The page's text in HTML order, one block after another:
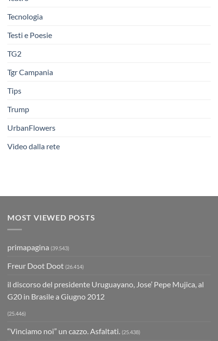
Tecnologia
Testi e Poesie
TG2
Tgr Campania
Tips
Trump
UrbanFlowers
Video dalla rete
MOST VIEWED POSTS
primapagina (39.543)
Freur Doot Doot (26.414)
il discorso del presidente Uruguayano, Jose’ Pepe Mujica, al
G20 in Brasile a Giugno 2012
(25.446)
“Vinciamo noi” un cazzo. Asfaltati. (25.438)